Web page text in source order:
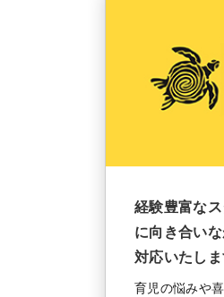
経験豊富な
に向き合い
対応いたし
育児の悩みや